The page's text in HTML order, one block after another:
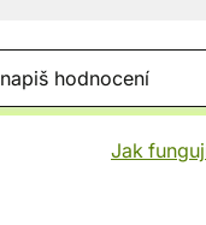
napiš hodnocení
Jak